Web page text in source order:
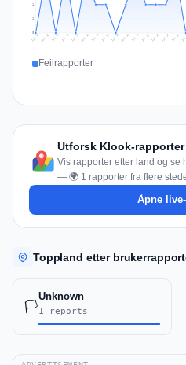
1
1
Jul 11 Jul 12 Jul 13 Jul 14 Jul 15 Jul 16 Jul 17 Jul 18 Jul 19 Jul 20 Jul 21 Jul 22 Jul 23 Jul 24 Jul 25
Feilrapporter
Utforsk Klook-
Vis rapporter etter land og se
— 🌍 1 rapporter fra flere
Åpne
Toppland etter
🏳️
Unknown
1 reports